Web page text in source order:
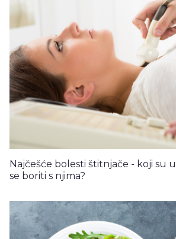
Najčešće bolesti štitnjače - koji su
se boriti s njima?